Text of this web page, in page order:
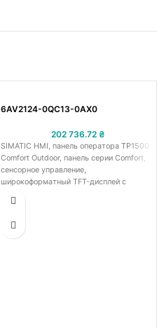
6AV2124-0QC13-0AX0
202 736.72 ₴
SIMATIC HMI, панель оператора TP1500
Comfort Outdoor, панель серии Comfort,
сенсорное управление,
широкоформатный TFT-дисплей с
интерфейс Profinet, интерфейс
пользовательской памяти, Windows CE